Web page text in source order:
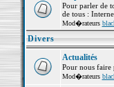
Pour parler de
de tous :
Mod�rateurs
Divers
Actualités
Pour nous faire
Mod�rateurs